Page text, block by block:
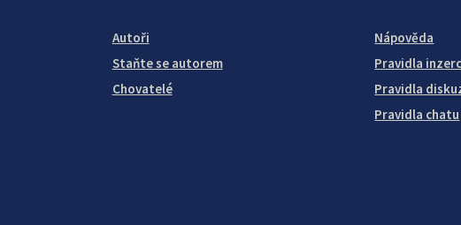
Autoři
Staňte se autorem
Chovatelé
Nápověda
Pravidla
Pravidla
Pravidla chatu